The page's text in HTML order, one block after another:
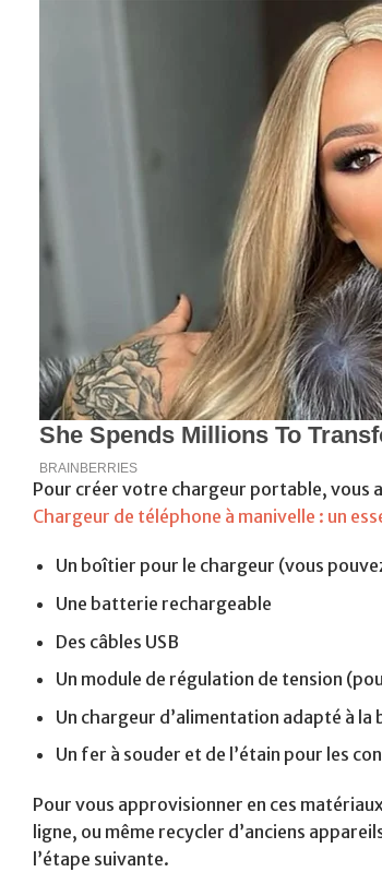
Pour créer votre chargeur portable, vous
Chargeur de téléphone à manivelle : un
Un boîtier pour le chargeur (vous
Une batterie rechargeable
Des câbles USB
Un module de régulation de tension
Un chargeur d’alimentation adapté à la
Un fer à souder et de l’étain pour les
Pour vous approvisionner en ces
ligne, ou même recycler d’anciens
l’étape suivante.